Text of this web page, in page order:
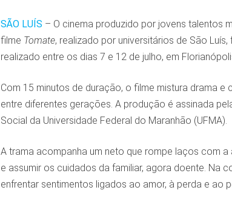
SÃO LUÍS – O cinema produzido por jovens talentos
filme Tomate, realizado por universitários de São
realizado entre os dias 7 e 12 de julho, em
Com 15 minutos de duração, o filme mistura drama
entre diferentes gerações. A produção é assinada
Social da Universidade Federal do Maranhão (UFMA).
A trama acompanha um neto que rompe laços com
e assumir os cuidados da familiar, agora doente. Na
enfrentar sentimentos ligados ao amor, à perda e ao